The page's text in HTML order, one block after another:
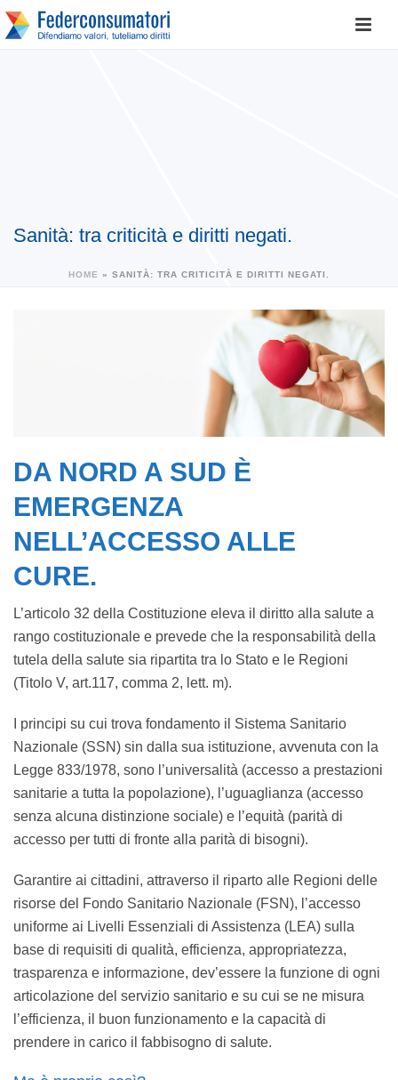
Sanità: tra criticità e diritti negati.
HOME » SANITÀ: TRA CRITICITÀ E DIRITTI NEGATI.
DA NORD A SUD È
EMERGENZA
NELL’ACCESSO ALLE
CURE.
L’articolo 32 della Costituzione eleva il diritto alla salute a
rango costituzionale e prevede che la responsabilità della
tutela della salute sia ripartita tra lo Stato e le Regioni
(Titolo V, art.117, comma 2, lett. m).
I principi su cui trova fondamento il Sistema Sanitario
Nazionale (SSN) sin dalla sua istituzione, avvenuta con la
Legge 833/1978, sono l’universalità (accesso a prestazioni
sanitarie a tutta la popolazione), l’uguaglianza (accesso
senza alcuna distinzione sociale) e l’equità (parità di
accesso per tutti di fronte alla parità di bisogni).
Garantire ai cittadini, attraverso il riparto alle Regioni delle
risorse del Fondo Sanitario Nazionale (FSN), l’accesso
uniforme ai Livelli Essenziali di Assistenza (LEA) sulla
base di requisiti di qualità, efficienza, appropriatezza,
trasparenza e informazione, dev’essere la funzione di ogni
articolazione del servizio sanitario e su cui se ne misura
l’efficienza, il buon funzionamento e la capacità di
prendere in carico il fabbisogno di salute.